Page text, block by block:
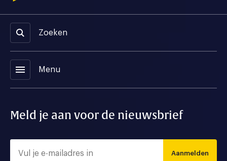
Zoeken
menu Menu
Meld je aan voor de nieuwsbrief
Aanmelden